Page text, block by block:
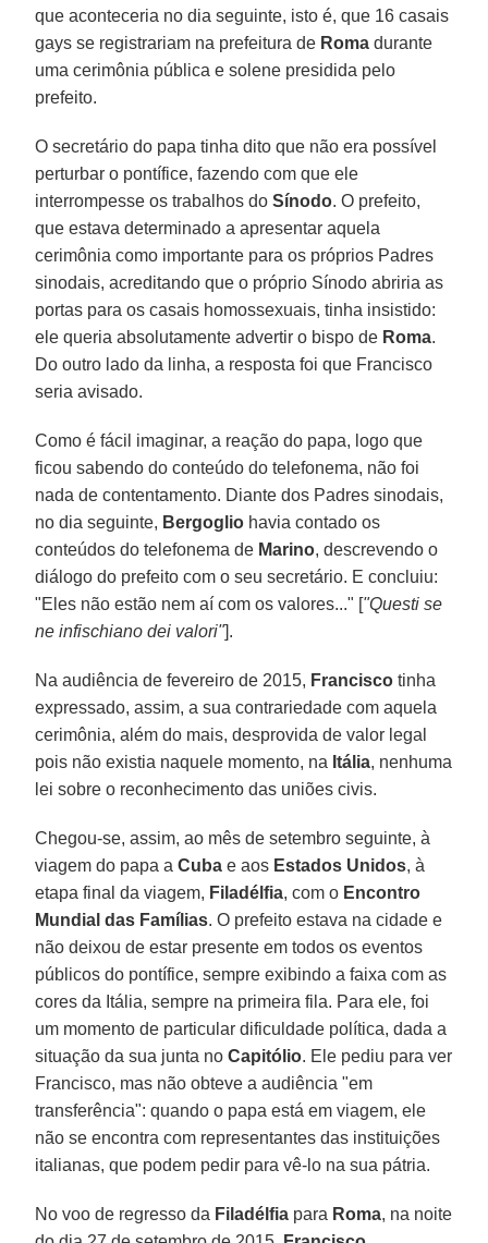
que aconteceria no dia seguinte, isto é, que 16 casais
gays se registrariam na prefeitura de Roma durante
uma cerimônia pública e solene presidida pelo
prefeito.
O secretário do papa tinha dito que não era possível
perturbar o pontífice, fazendo com que ele
interrompesse os trabalhos doSínodo. O prefeito,
que estava determinado a apresentar aquela
cerimônia como importante para os próprios Padres
sinodais, acreditando que o próprio Sínodo abriria as
portas para os casais homossexuais, tinha insistido:
ele queria absolutamente advertir o bispo de Roma.
Do outro lado da linha, a resposta foi que Francisco
seria avisado.
Como é fácil imaginar, a reação do papa, logo que
ficou sabendo do conteúdo do telefonema, não foi
nada de contentamento. Diante dos Padres sinodais,
no dia seguinte, Bergoglio havia contado os
conteúdos do telefonema de Marino, descrevendo o
diálogo do prefeito com o seu secretário. E concluiu:
"Eles não estão nem aí com os valores..." ["Questi se
ne infischiano dei valori"].
Na audiência de fevereiro de 2015, Francisco tinha
expressado, assim, a sua contrariedade com aquela
cerimônia, além do mais, desprovida de valor legal
pois não existia naquele momento, na Itália, nenhuma
lei sobre o reconhecimento das uniões civis.
Chegou-se, assim, ao mês de setembro seguinte, à
viagem do papa aCuba e aos Estados Unidos, à
etapa final da viagem, Filadélfia, com o Encontro
Mundial das Famílias. O prefeito estava na cidade e
não deixou de estar presente em todos os eventos
públicos do pontífice, sempre exibindo a faixa com as
cores da Itália, sempre na primeira fila. Para ele, foi
um momento de particular dificuldade política, dada a
situação da sua junta noCapitólio. Ele pediu para ver
Francisco, mas não obteve a audiência "em
transferência": quando o papa está em viagem, ele
não se encontra com representantes das instituições
italianas, que podem pedir para vê-lo na sua pátria.
No voo de regresso da Filadélfia para Roma, na noite